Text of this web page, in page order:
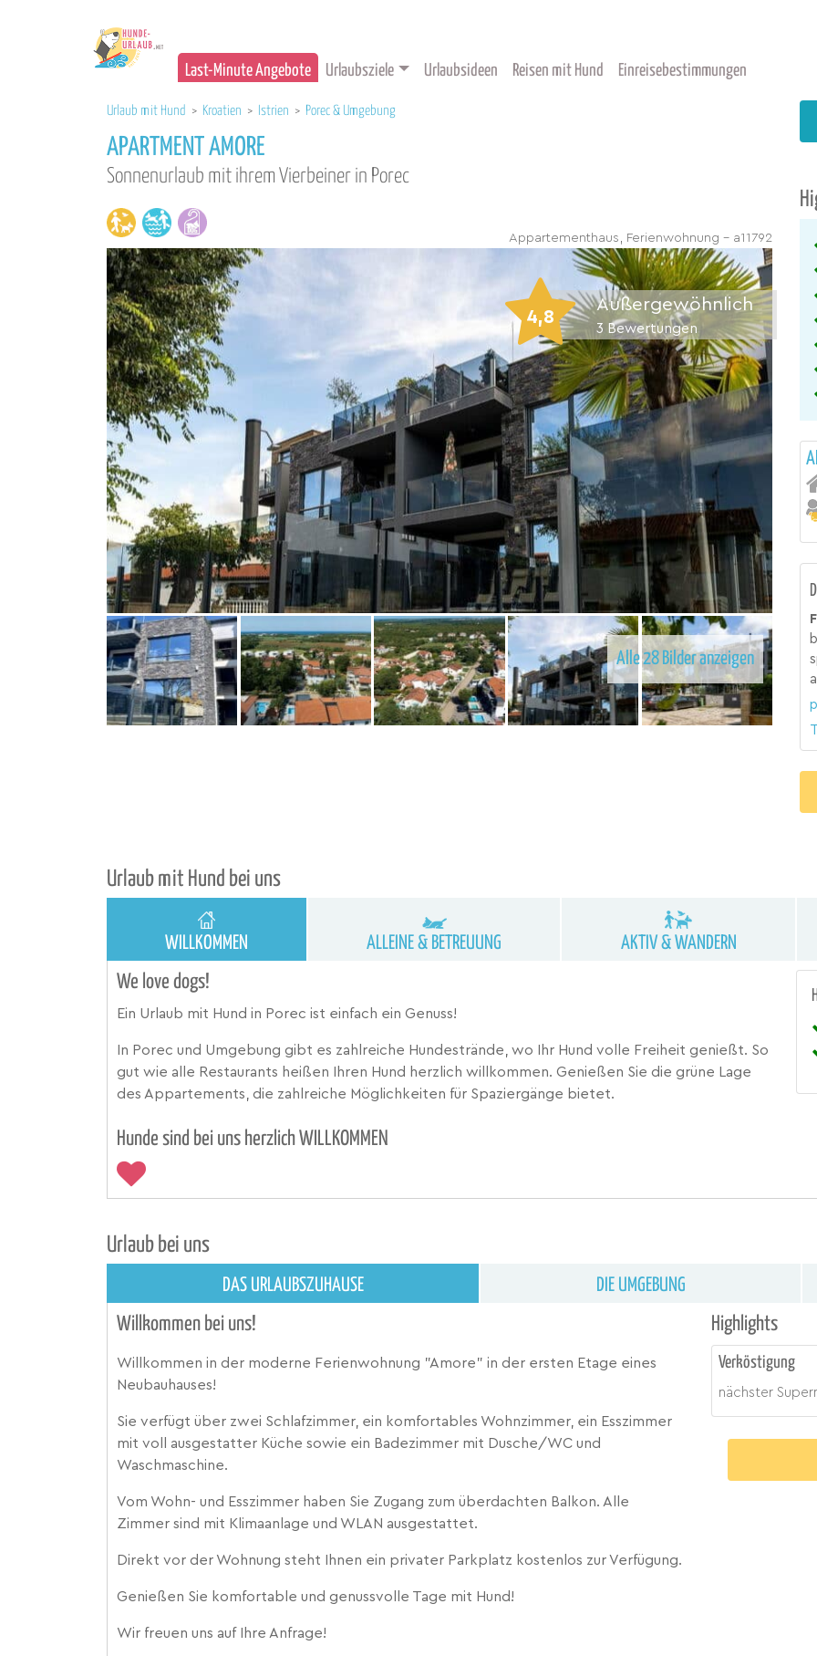
Last-Minute Angebote Urlaubsziele Urlaubsideen Reisen mit Hund Einreisebestimmungen
Urlaub mit Hund > Kroatien > Istrien > Porec & Umgebung
APARTMENT AMORE
Sonnenurlaub mit ihrem Vierbeiner in Porec
Appartementhaus, Ferienwohnung - a11792
Alle 28 Bilder anzeigen
4,8
Außergewöhnlich
3 Bewertungen
Urlaub mit Hund bei uns
WILLKOMMEN ALLEINE & BETREUUNG AKTIV & WANDERN
We love dogs!
Ein Urlaub mit Hund in Porec ist einfach ein Genuss!
In Porec und Umgebung gibt es zahlreiche Hundestrände, wo Ihr Hund volle Freiheit genießt. So
gut wie alle Restaurants heißen Ihren Hund herzlich willkommen. Genießen Sie die grüne Lage
des Appartements, die zahlreiche Möglichkeiten für Spaziergänge bietet.
Hunde sind bei uns herzlich WILLKOMMEN
Urlaub bei uns
DAS URLAUBSZUHAUSE DIE UMGEBUNG
Willkommen bei uns!
Willkommen in der moderne Ferienwohnung "Amore" in der ersten Etage eines
Neubauhauses!
Sie verfügt über zwei Schlafzimmer, ein komfortables Wohnzimmer, ein Esszimmer
mit voll ausgestatter Küche sowie ein Badezimmer mit Dusche/WC und
Waschmaschine.
Vom Wohn- und Esszimmer haben Sie Zugang zum überdachten Balkon. Alle
Zimmer sind mit Klimaanlage und WLAN ausgestattet.
Direkt vor der Wohnung steht Ihnen ein privater Parkplatz kostenlos zur Verfügung.
Genießen Sie komfortable und genussvolle Tage mit Hund!
Wir freuen uns auf Ihre Anfrage!
Highlights
Verköstigung
nächster